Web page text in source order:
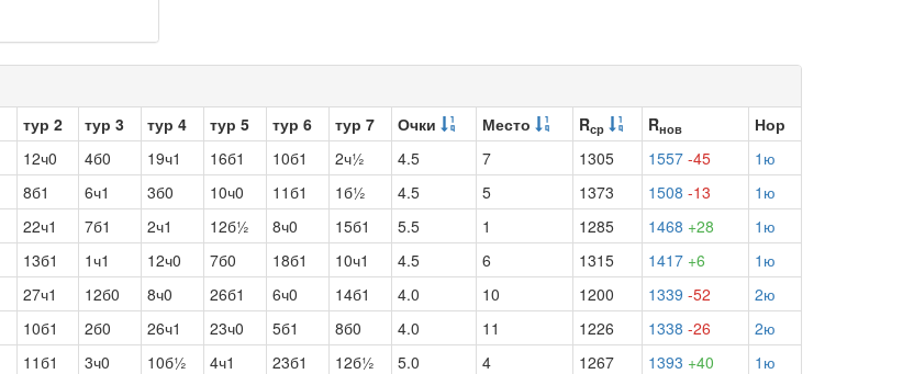
тур 2 тур 3 тур 4 тур 5 тур 6 тур 7 Очки Место Rср Rнов
Нор
12ч0 4б0 19ч1 16б1 10б1 2ч½ 4.5 7 1305 1557 -45
1ю
8б1 6ч1 3б0 10ч0 11б1 1б½ 4.5 5 1373 1508 -13
1ю
22ч1 7б1 2ч1 12б½ 8ч0 15б1 5.5 1 1285 1468 +28
1ю
13б1 1ч1 12ч0 7б0 18б1 10ч1 4.5 6 1315 1417 +6
1ю
27ч1 12б0 8ч0 26б1 6ч0 14б1 4.0 10 1200 1339 -52
2ю
10б1 2б0 26ч1 23ч0 5б1 8б0 4.0 11 1226 1338 -26
2ю
11б1 3ч0 10б½ 4ч1 23б1 12б½ 5.0 4 1267 1393 +40
1ю